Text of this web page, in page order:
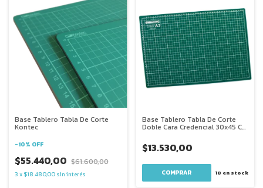
Base Tablero Tabla De Corte
Kontec
-10% OFF
$55.440,00 $61.600,00
3 x $18.480,00 sin interés
Base Tablero Tabla De Corte
Doble Cara Credencial 30x45 Cm
$13.530,00
18 en stock